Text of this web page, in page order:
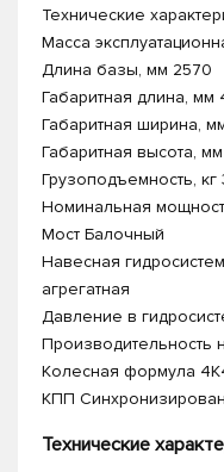
Технические
Масса
Длина базы, мм 2570
Габаритная длина, мм
Габаритная ширина,
Габаритная высота,
Грузоподъемность, кг
Номинальная
Мост Балочный
Навесная
агрегатная
Давление в
Производительность
Колесная формула
КПП
Технические